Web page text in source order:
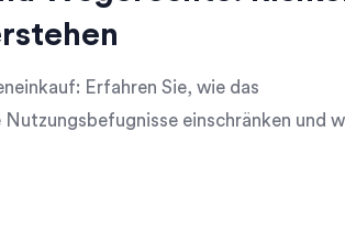
Erfahren Sie, wie das
einschränken und